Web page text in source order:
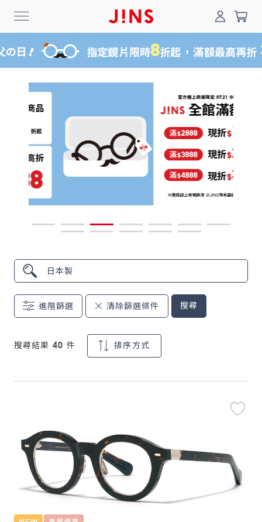
我的最愛
最新消息
商品系列
鏡片說明
Lens
常見問題
0
搜尋
進階篩選 清除篩選條件 搜尋
搜尋結果 40 件 排序方式